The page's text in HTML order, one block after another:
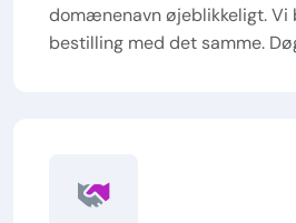
domænenavn øjeblikkeligt. Vi
bestilling med det samme.